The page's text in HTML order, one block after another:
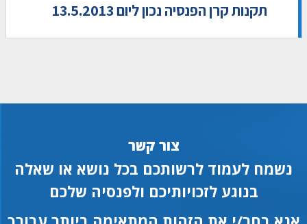
תקנות קרן הפנסיה נכון ליום 13.5.2013
צור קשר
נשמח לעמוד לרשותכם בכל נושא או שאלה
בנוגע לזכויותיכם ולפנסיה שלכם